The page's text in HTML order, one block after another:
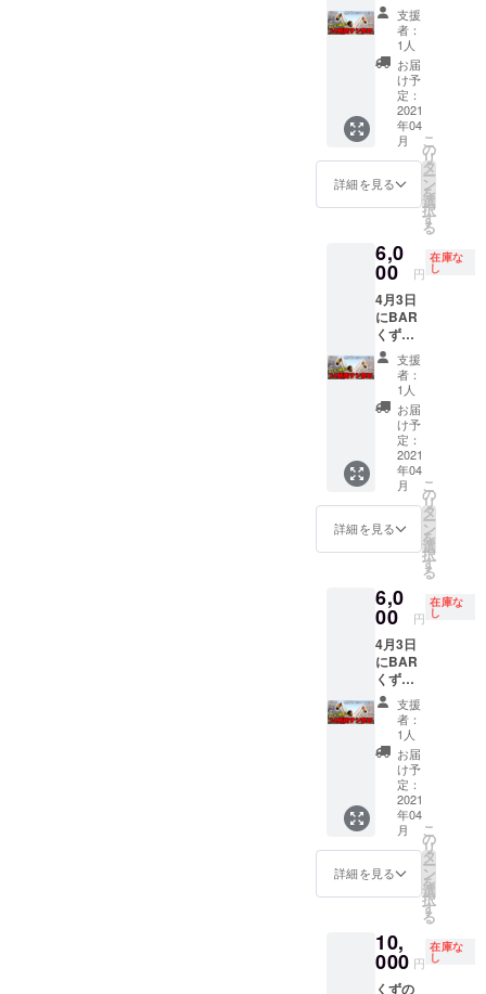
す。ご
来店時
に画面
を確認
致しま
す。 ※
当日の
ドリン
ク代は
チケッ
トに含
べ物の
持ち込
です
みをす
る企画
です) 当
日5分前
にお店
に来て
頂いて2
時間
みっち
り飲み
ながら
※受け渡
し方
法：
メール
でお送
りしま
す。ご
来店時
に画面
を確認
致しま
す。 ※
当日の
ドリン
ク代は
チケッ
トに含
べ物の
持ち込
です
巣窟で
開催さ
れる
オープ
ンイベ
ント24
時間サ
シ飲み
12:00〜
14:00枠
です。
(すずき
やが2時
間おき
に人を
かえて
24時間
サシ飲
みをす
る企画
です) 当
日5分前
にお店
に来て
頂いて2
時間
みっち
り飲み
ながら
※受け渡
し方
法：
メール
でお送
りしま
す。ご
来店時
に画面
を確認
致しま
す。 ※
当日の
ドリン
ク代は
チケッ
トに含
べ物の
持ち込
みは可
支援
者：
1人
お届
け予
定：
2021
年04
月
詳細を見る
こ
の
リ
タ
ー
ン
を
選
択
す
る
6,0
00 円
在庫な
し
4月3日
にBAR
くずの
巣窟で
開催さ
れる
オープ
ンイベ
ント24
時間サ
シ飲み
14:00〜
16:00枠
です。
(すずき
やが2時
間おき
に人を
かえて
24時間
サシ飲
みをす
る企画
です) 当
日5分前
にお店
に来て
頂いて2
時間
みっち
り飲み
ながら
※受け渡
し方
法：
支援
者：
1人
お届
け予
定：
2021
年04
月
詳細を見る
こ
の
リ
タ
ー
ン
を
選
択
す
る
6,0
00 円
在庫な
し
4月3日
にBAR
くずの
巣窟で
開催さ
れる
オープ
ンイベ
ント24
時間サ
シ飲み
16:00〜
18:00枠
です。
(すずき
やが2時
間おき
に人を
支援
者：
1人
お届
け予
定：
2021
年04
月
詳細を見る
こ
の
リ
タ
ー
ン
を
選
択
す
る
10,
000 円
在庫な
し
くずの